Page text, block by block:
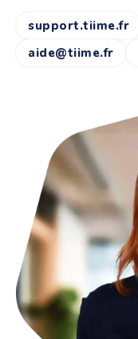
support.tiime.fr
aide@tiime.fr